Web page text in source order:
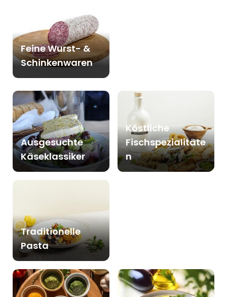
Feine Wurst- &
Schinkenwaren
Ausgesuchte
Käseklassiker
Köstliche
Fischspezialitäte
n
Traditionelle
Pasta